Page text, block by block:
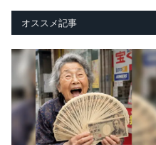
オススメ記事